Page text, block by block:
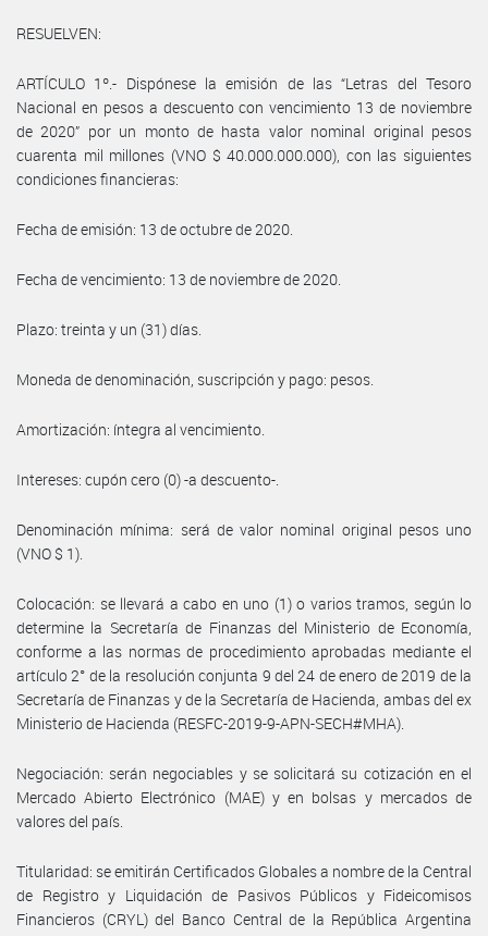
RESUELVEN:
ARTÍCULO 1º.- Dispónese la emisión de las “Letras del Tesoro
Nacional en pesos a descuento con vencimiento 13 de noviembre
de 2020” por un monto de hasta valor nominal original pesos
cuarenta mil millones (VNO $ 40.000.000.000), con las siguientes
condiciones financieras:
Fecha de emisión: 13 de octubre de 2020.
Fecha de vencimiento: 13 de noviembre de 2020.
Plazo: treinta y un (31) días.
Moneda de denominación, suscripción y pago: pesos.
Amortización: íntegra al vencimiento.
Intereses: cupón cero (0) -a descuento-.
Denominación mínima: será de valor nominal original pesos uno
(VNO $ 1).
Colocación: se llevará a cabo en uno (1) o varios tramos, según lo
determine la Secretaría de Finanzas del Ministerio de Economía,
conforme a las normas de procedimiento aprobadas mediante el
artículo 2° de la resolución conjunta 9 del 24 de enero de 2019 de la
Secretaría de Finanzas y de la Secretaría de Hacienda, ambas del ex
Ministerio de Hacienda (RESFC-2019-9-APN-SECH#MHA).
Negociación: serán negociables y se solicitará su cotización en el
Mercado Abierto Electrónico (MAE) y en bolsas y mercados de
valores del país.
Titularidad: se emitirán Certificados Globales a nombre de la Central
de Registro y Liquidación de Pasivos Públicos y Fideicomisos
Financieros (CRYL) del Banco Central de la República Argentina